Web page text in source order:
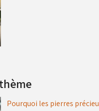
Pourquoi les pierres